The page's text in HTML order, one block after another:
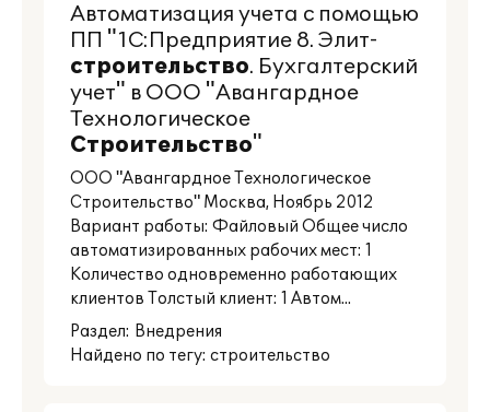
Автоматизация учета с помощью
ПП "1С:Предприятие 8. Элит-
строительство. Бухгалтерский
учет" в ООО "Авангардное
Технологическое
Строительство"
ООО "Авангардное Технологическое
Строительство" Москва, Ноябрь 2012
Вариант работы: Файловый Общее число
автоматизированных рабочих мест: 1
Количество одновременно работающих
клиентов Толстый клиент: 1 Автом...
Раздел: Внедрения
Найдено по тегу: строительство